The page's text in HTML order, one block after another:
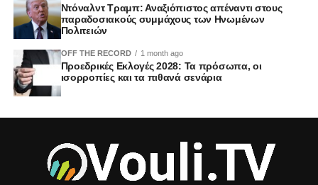
Ντόναλντ Τραμπ: Αναξιόπιστος απέναντι στους
παραδοσιακούς συμμάχους των Ηνωμένων
Πολιτειών
OFF THE RECORD 1 month ago
Προεδρικές Εκλογές 2028: Τα πρόσωπα, οι
ισορροπίες και τα πιθανά σενάρια